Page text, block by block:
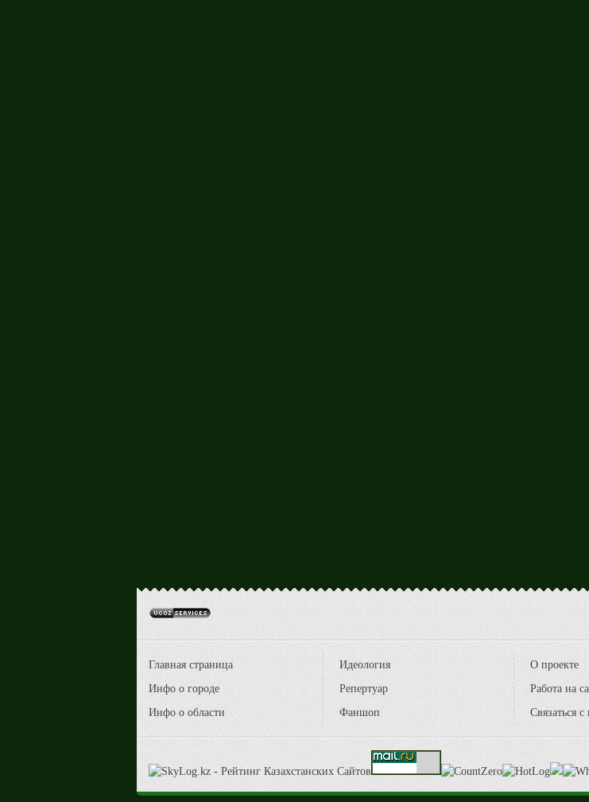
Главная страница
Инфо о городе
Инфо о области
Идеология
Репертуар
Фаншоп
О проекте
Работа на
Связаться